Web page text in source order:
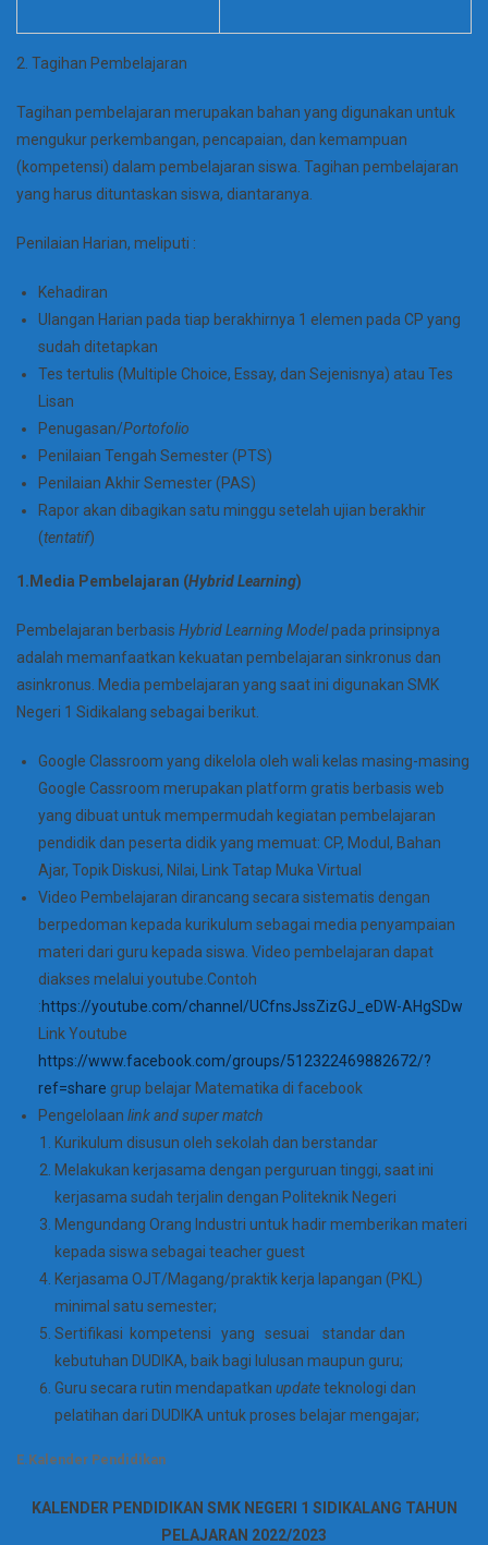
2. Tagihan Pembelajaran
Tagihan pembelajaran merupakan bahan yang digunakan untuk
mengukur perkembangan, pencapaian, dan kemampuan
(kompetensi) dalam pembelajaran siswa. Tagihan pembelajaran
yang harus dituntaskan siswa, diantaranya.
Penilaian Harian, meliputi :
Kehadiran
Ulangan Harian pada tiap berakhirnya 1 elemen pada CP yang
sudah ditetapkan
Tes tertulis (Multiple Choice, Essay, dan Sejenisnya) atau Tes
Lisan
Penugasan/Portofolio
Penilaian Tengah Semester (PTS)
Penilaian Akhir Semester (PAS)
Rapor akan dibagikan satu minggu setelah ujian berakhir
(tentatif)
1.Media Pembelajaran (Hybrid Learning)
Pembelajaran berbasis Hybrid Learning Modelpada prinsipnya
adalah memanfaatkan kekuatan pembelajaran sinkronus dan
asinkronus. Media pembelajaran yang saat ini digunakan SMK
Negeri 1 Sidikalang sebagai berikut.
Google Classroom yang dikelola oleh wali kelas masing-masing
Google Cassroom merupakan platform gratis berbasis web
yang dibuat untuk mempermudah kegiatan pembelajaran
pendidik dan peserta didik yang memuat: CP, Modul, Bahan
Ajar, Topik Diskusi, Nilai, Link Tatap Muka Virtual
Video Pembelajaran dirancang secara sistematis dengan
berpedoman kepada kurikulum sebagai media penyampaian
materi dari guru kepada siswa. Video pembelajaran dapat
diakses melalui youtube.Contoh
:https://youtube.com/channel/UCfnsJssZizGJ_eDW-AHgSDw
Link Youtube
https://www.facebook.com/groups/512322469882672/?
ref=share grup belajar Matematika di facebook
Pengelolaan link and super match
Kurikulum disusun oleh sekolah dan berstandar
Melakukan kerjasama dengan perguruan tinggi, saat ini
kerjasama sudah terjalin dengan Politeknik Negeri
Mengundang Orang Industri untuk hadir memberikan materi
kepada siswa sebagai teacher guest
Kerjasama OJT/Magang/praktik kerja lapangan (PKL)
minimal satu semester;
Sertifikasi kompetensi yang sesuai standar dan
kebutuhan DUDIKA, baik bagi lulusan maupun guru;
Guru secara rutin mendapatkan updateteknologi dan
pelatihan dari DUDIKA untuk proses belajar mengajar;
E.Kalender Pendidikan
KALENDER PENDIDIKAN SMK NEGERI 1 SIDIKALANG TAHUN
PELAJARAN 2022/2023